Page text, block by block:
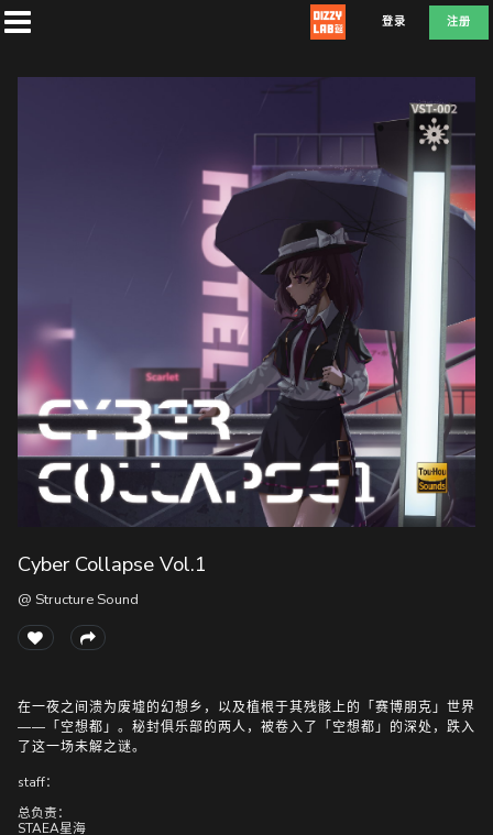
登录 注册
兑
EFL AT E
随
便
听
Cyber Collapse Vol.1
@ Structure Sound
在一夜之间溃为废墟的幻想乡，以及植根于其残骸上的「赛博朋克」世界
——「空想都」。秘封俱乐部的两人，被卷入了「空想都」的深处，跌入
了这一场未解之谜。
staff：
总负责：
STAEA星海